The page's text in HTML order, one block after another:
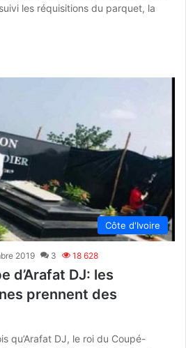
les réquisitions du parquet, la
Côte d'Ivoire
2019 3 18 628
d’Arafat DJ: les
prennent des
qu’Arafat DJ, le roi du Coupé-